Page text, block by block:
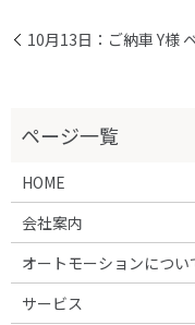
10月13日：ご納車 Y様
HOME
会社案内
オートモーションについ
サービス